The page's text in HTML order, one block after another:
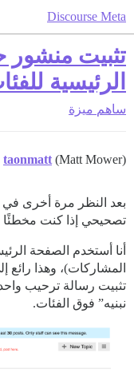
Discourse Meta
تثبيت
الرئيسية
ساهم ميزة
taonmatt (Matt Mower)
بعد النظر مرة أخرى في
تصحيحي إذا كنت مخطئًا
أنا أستخدم الصفحة
المشاركات)، وهذا رائع
تثبيت رسالة ترحيب
نبنيه” فوق الفئات.